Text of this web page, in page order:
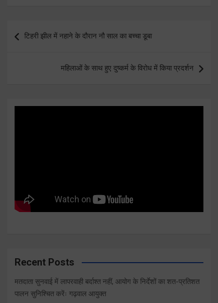
navigation
टिहरी झील में नहाने के दौरान नौ साल का बच्चा डूबा
महिलाओं के साथ हुए दुष्कर्म के विरोध में किया प्रदर्शन
Recent Posts
मतदाता सुनवाई में लापरवाही बर्दाश्त नहीं, आयोग के निर्देशों का शत-प्रतिशत
पालन सुनिश्चित करेंः गढ़वाल आयुक्त